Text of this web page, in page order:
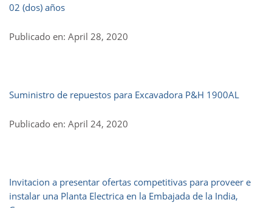
02 (dos) años
Publicado en: April 28, 2020
Suministro de repuestos para Excavadora P&H 1900AL
Publicado en: April 24, 2020
Invitacion a presentar ofertas competitivas para proveer e
instalar una Planta Electrica en la Embajada de la India,